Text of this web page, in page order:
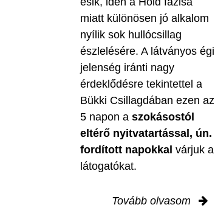
miatt különösen jó alkalom
nyílik sok hullócsillag
észlelésére. A látványos égi
jelenség iránti nagy
érdeklődésre tekintettel a
Bükki Csillagdában ezen az
5 napon a szokásostól
eltérő nyitvatartással, ún.
fordított napokkal várjuk a
látogatókat.
Tovább olvasom